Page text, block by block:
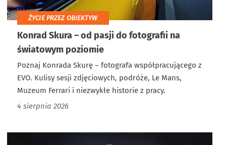
ŻYCIE PRZEZ OBIEKTYW
Konrad Skura – od pasji do fotografii na
światowym poziomie
Poznaj Konrada Skurę – fotografa współpracującego z
EVO. Kulisy sesji zdjęciowych, podróże, Le Mans,
Muzeum Ferrari i niezwykłe historie z pracy.
4 sierpnia 2026